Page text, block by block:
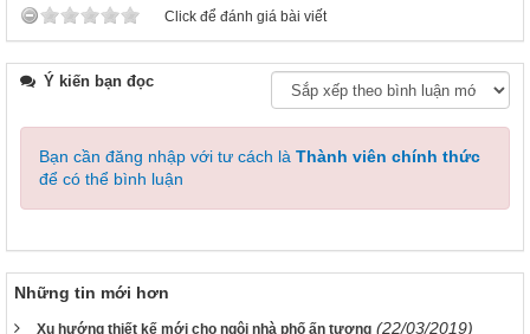
Click để đánh giá bài viết
Ý kiến bạn đọc
Bạn cần đăng nhập với tư cách là Thành viên chính thức
để có thể bình luận
Những tin mới hơn
Xu hướng thiết kế mới cho ngôi nhà phố ấn tượng (22/03/2019)